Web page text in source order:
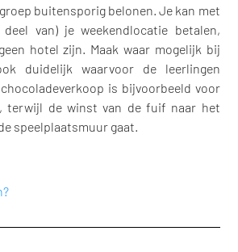
buitensporig belonen. Je kan met
van) je weekendlocatie betalen,
hotel zijn. Maak waar mogelijk bij
duidelijk waarvoor de leerlingen
is bijvoorbeeld voor
terwijl de winst van de fuif naar het
speelplaatsmuur gaat.